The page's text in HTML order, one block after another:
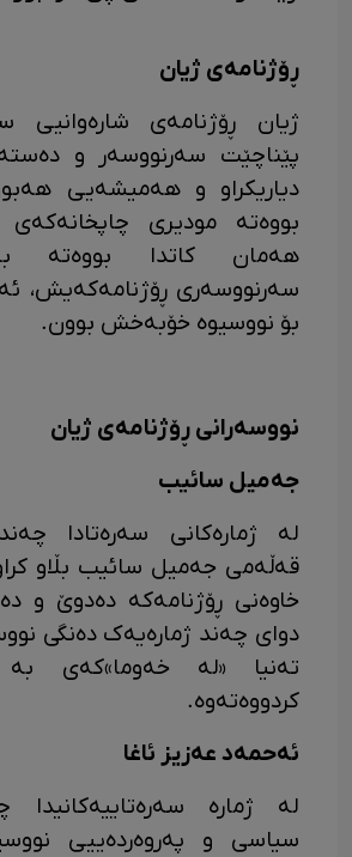
ڕۆژنامەی ژیان
ژیان ڕۆژنامەی شارەوانیی
پێناچێت سەرنووسەر و
دیاریکراو و هەمیشەیی
بووەتە مودیری چاپخانەکەی
هەمان کاتدا بووەتە
سەرنووسەری ڕۆژنامەکەیش،
بۆ نووسیوە خۆبەخش بوون.
نووسەرانی ڕۆژنامەی ژیان
جەمیل سائیب
لە ژمارەکانی سەرەتادا
قەڵەمی جەمیل سائیب بڵاو
خاوەنی ڕۆژنامەکە دەدوێ و
دوای چەند ژمارەیەک دەنگی
تەنیا «لە خەوما»کەی بە
کردووەتەوە.
ئەحمەد عەزیز ئاغا
لە ژمارە سەرەتاییەکانیدا
سیاسی و پەروەردەییی